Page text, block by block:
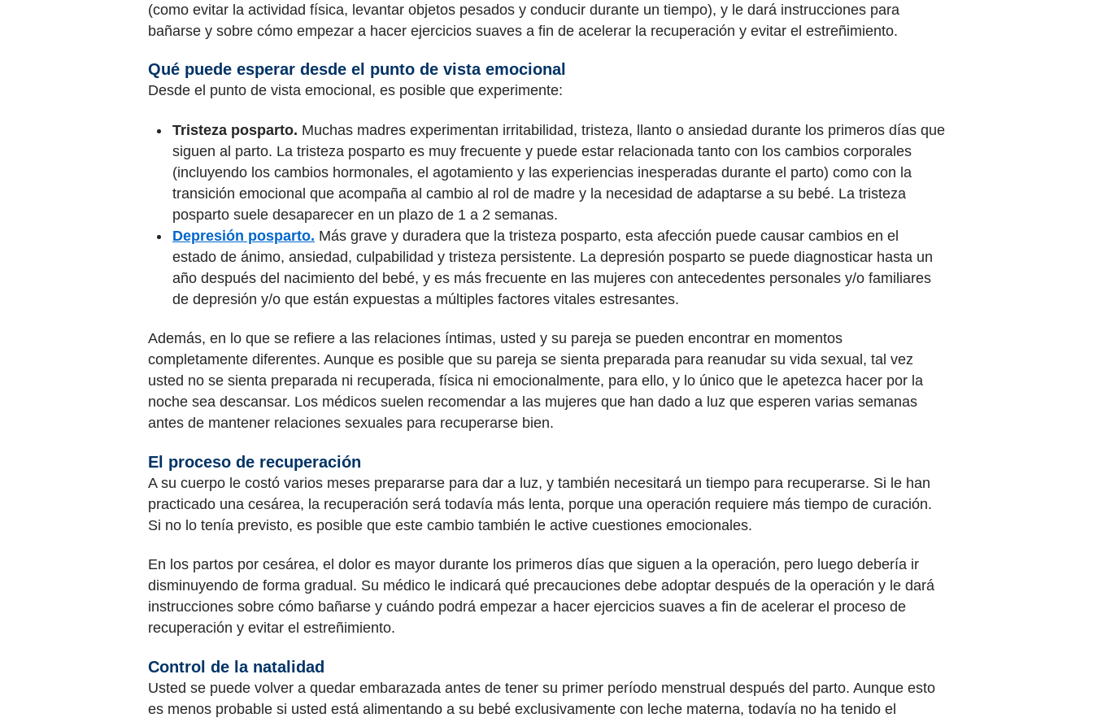
(como evitar la actividad física, levantar objetos pesados y conducir durante un tiempo), y le dará instrucciones para
bañarse y sobre cómo empezar a hacer ejercicios suaves a fin de acelerar la recuperación y evitar el estreñimiento.
Qué puede esperar desde el punto de vista emocional
Desde el punto de vista emocional, es posible que experimente:
Tristeza posparto. Muchas madres experimentan irritabilidad, tristeza, llanto o ansiedad durante los primeros días que
siguen al parto. La tristeza posparto es muy frecuente y puede estar relacionada tanto con los cambios corporales
(incluyendo los cambios hormonales, el agotamiento y las experiencias inesperadas durante el parto) como con la
transición emocional que acompaña al cambio al rol de madre y la necesidad de adaptarse a su bebé. La tristeza
posparto suele desaparecer en un plazo de 1 a 2 semanas.
Depresión posparto. Más grave y duradera que la tristeza posparto, esta afección puede causar cambios en el
estado de ánimo, ansiedad, culpabilidad y tristeza persistente. La depresión posparto se puede diagnosticar hasta un
año después del nacimiento del bebé, y es más frecuente en las mujeres con antecedentes personales y/o familiares
de depresión y/o que están expuestas a múltiples factores vitales estresantes.
Además, en lo que se refiere a las relaciones íntimas, usted y su pareja se pueden encontrar en momentos
completamente diferentes. Aunque es posible que su pareja se sienta preparada para reanudar su vida sexual, tal vez
usted no se sienta preparada ni recuperada, física ni emocionalmente, para ello, y lo único que le apetezca hacer por la
noche sea descansar. Los médicos suelen recomendar a las mujeres que han dado a luz que esperen varias semanas
antes de mantener relaciones sexuales para recuperarse bien.
El proceso de recuperación
A su cuerpo le costó varios meses prepararse para dar a luz, y también necesitará un tiempo para recuperarse. Si le han
practicado una cesárea, la recuperación será todavía más lenta, porque una operación requiere más tiempo de curación.
Si no lo tenía previsto, es posible que este cambio también le active cuestiones emocionales.
En los partos por cesárea, el dolor es mayor durante los primeros días que siguen a la operación, pero luego debería ir
disminuyendo de forma gradual. Su médico le indicará qué precauciones debe adoptar después de la operación y le dará
instrucciones sobre cómo bañarse y cuándo podrá empezar a hacer ejercicios suaves a fin de acelerar el proceso de
recuperación y evitar el estreñimiento.
Control de la natalidad
Usted se puede volver a quedar embarazada antes de tener su primer período menstrual después del parto. Aunque esto
es menos probable si usted está alimentando a su bebé exclusivamente con leche materna, todavía no ha tenido el